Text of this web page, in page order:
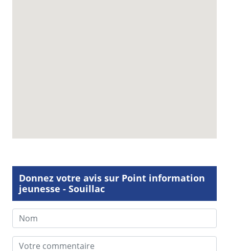
Donnez votre avis sur Point information
jeunesse - Souillac